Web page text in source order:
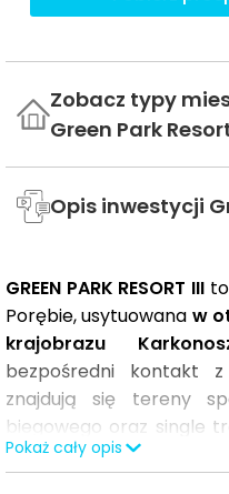
Zobacz typy
Green Park
Opis inwestycji
GREEN PARK RESORT IIIto
Porębie, usytuowana w
krajobrazu
bezpośredni kontakt
znajdują się tereny
biegowego oraz single
szlaki piesze.
Pokaż cały opis